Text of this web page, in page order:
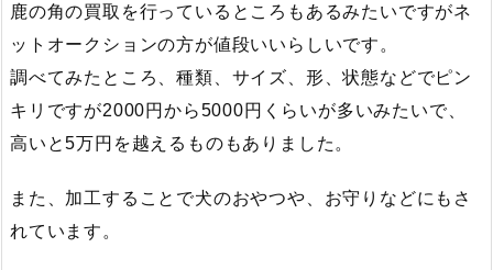
鹿の角の買取を行っているところもあるみたいですがネ
ットオークションの方が値段いいらしいです。
調べてみたところ、種類、サイズ、形、状態などでピン
キリですが2000円から5000円くらいが多いみたいで、
高いと5万円を越えるものもありました。
また、加工することで犬のおやつや、お守りなどにもさ
れています。